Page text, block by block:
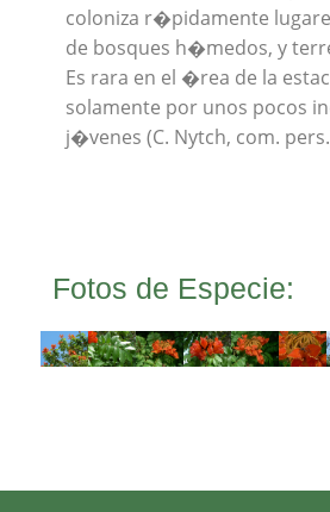
coloniza r�pidamente
de bosques h�medos, y
Es rara en el �rea de la
solamente por unos pocos
j�venes (C. Nytch, com.
Fotos de Especie: